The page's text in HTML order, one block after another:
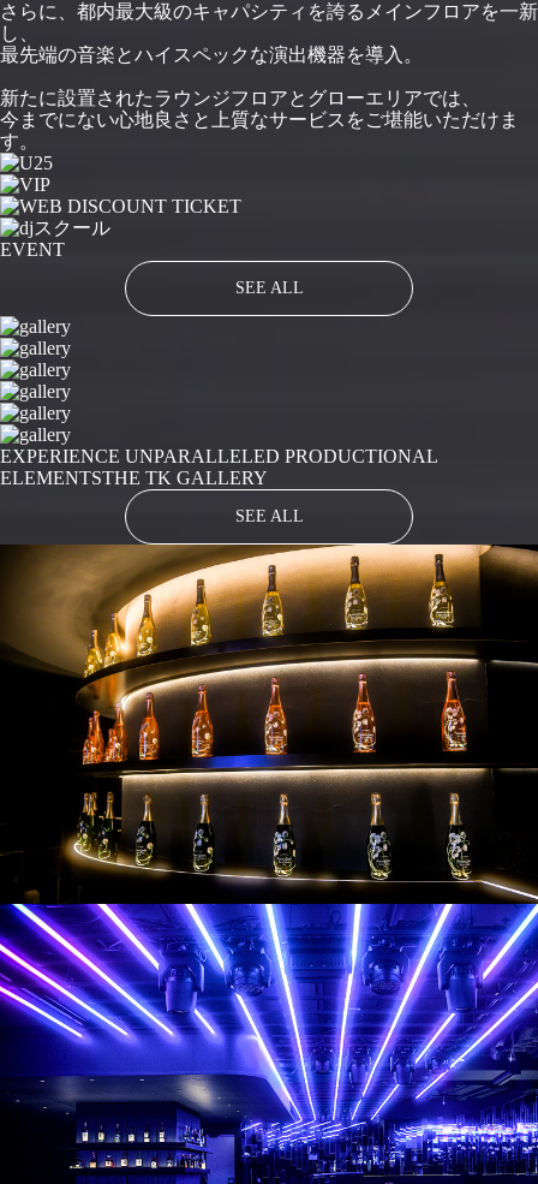
さらに、都内最大級のキャパシティを誇るメインフロアを一新
し、
最先端の音楽とハイスペックな演出機器を導入。
新たに設置されたラウンジフロアとグローエリアでは、
今までにない心地良さと上質なサービスをご堪能いただけま
す。
EVENT
SEE ALL
EXPERIENCE UNPARALLELED PRODUCTIONAL
ELEMENTSTHE TK GALLERY
SEE ALL